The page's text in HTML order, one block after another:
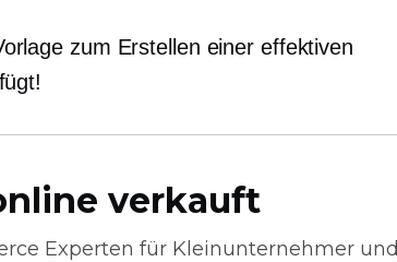
zum Erstellen einer effektiven
verkauft
Experten für Kleinunternehmer und